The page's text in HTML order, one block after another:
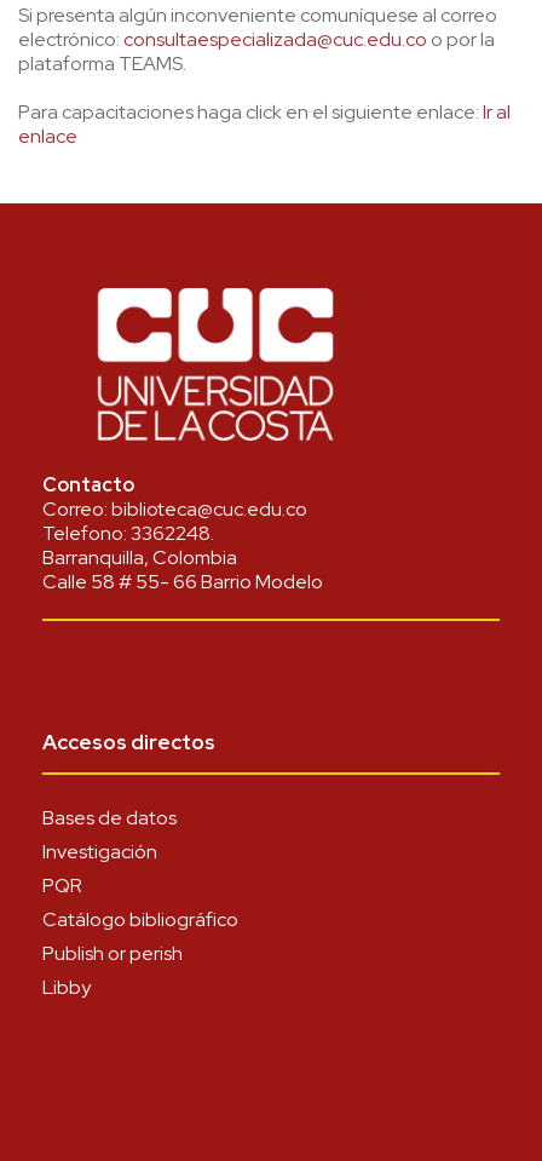
Si presenta algún inconveniente comuníquese al correo
electrónico: consultaespecializada@cuc.edu.co o por la
plataforma TEAMS.
Para capacitaciones haga click en el siguiente enlace:Ir al
enlace
Contacto
Correo:biblioteca@cuc.edu.co
Telefono:3362248.
Barranquilla, Colombia
Calle 58 # 55- 66 Barrio Modelo
Accesos directos
Bases de datos
Investigación
PQR
Catálogo bibliográfico
Publish or perish
Libby